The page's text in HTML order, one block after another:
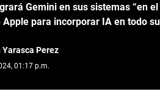
Gemini en sus sistemas “en
para incorporar IA en todo
Perez
01:17 p.m.